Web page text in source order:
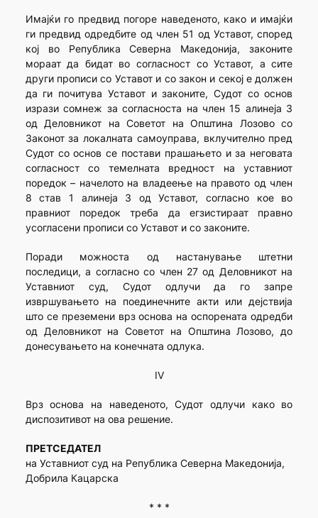
Имајќи го предвид погоре наведеното, како и имајќи
ги предвид одредбите од член 51 од Уставот, според
кој во Република Северна Македонија, законите
мораат да бидат во согласност со Уставот, а сите
други прописи со Уставот и со закон и секој е должен
да ги почитува Уставот и законите, Судот со основ
изрази сомнеж за согласноста на член 15 алинеја 3
од Деловникот на Советот на Општина Лозово со
Законот за локалната самоуправа, вклучително пред
Судот со основ се постави прашањето и за неговата
согласност со темелната вредност на уставниот
поредок – начелото на владеење на правото од член
8 став 1 алинеја 3 од Уставот, согласно кое во
правниот поредок треба да егзистираат правно
усогласени прописи со Уставот и со законите.
Поради можноста од настанување штетни
последици, а согласно со член 27 од Деловникот на
Уставниот суд, Судот одлучи да го запре
извршувањето на поединечните акти или дејствија
што се преземени врз основа на оспорената одредби
од Деловникот на Советот на Општина Лозово, до
донесувањето на конечната одлука.
IV
Врз основа на наведеното, Судот одлучи како во
диспозитивот на ова решение.
ПРЕТСЕДАТЕЛ
на Уставниот суд на Република Северна Македонија,
Добрила Кацарска
* * *